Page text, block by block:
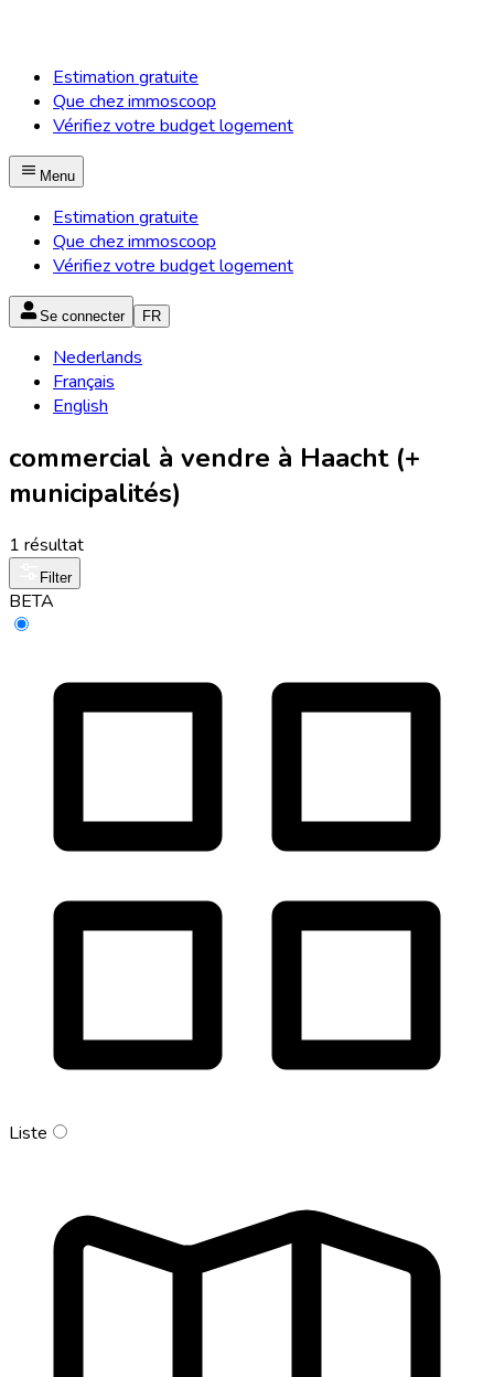
Estimation gratuite
Que chez immoscoop
Vérifiez votre budget logement
Menu
Estimation gratuite
Que chez immoscoop
Vérifiez votre budget logement
Se connecter FR
Nederlands
Français
English
commercial à vendre à Haacht (+
municipalités)
1 résultat
Filter
BETA
Liste